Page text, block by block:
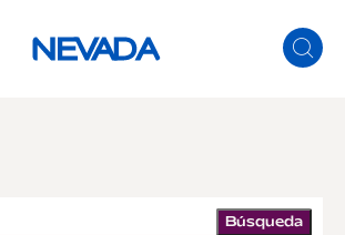
Búsqueda